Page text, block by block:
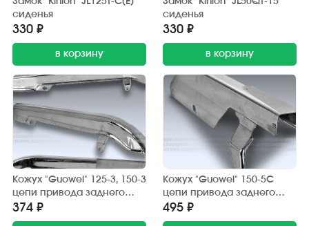
сиденья
330 ₽
в корзину
сиденья
330 ₽
в корзину
Кожух "Guowei" 125-3, 150-3
цепи привода заднего
колеса (защитный) хром.
374 ₽
Кожух "Guowei" 150-5С
цепи привода заднего
колеса (защитный) хром.
495 ₽